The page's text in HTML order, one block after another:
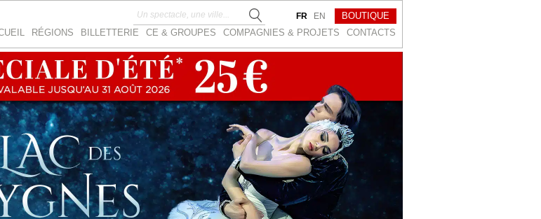
RÉGIONS BILLETTERIE CE & GROUPES COMPAGNIES & PROJETS CONTACTS
FR EN BOUTIQUE